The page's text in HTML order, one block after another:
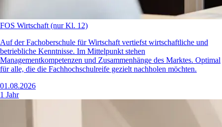
FOS Wirtschaft (nur Kl. 12)
Auf der Fachoberschule für Wirtschaft vertiefst wirtschaftliche und
betriebliche Kenntnisse. Im Mittelpunkt stehen
Managementkompetenzen und Zusammenhänge des Marktes. Optimal
für alle, die die Fachhochschulreife gezielt nachholen möchten.
01.08.2026
1 Jahr